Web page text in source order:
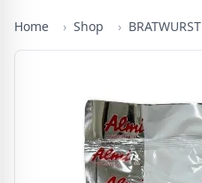
Home › Shop › BRATWURST